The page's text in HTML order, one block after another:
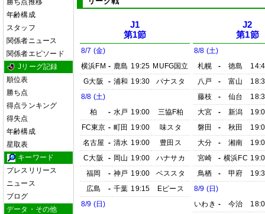
勝ち点推移
年齢構成
スタッフ
関係者ニュース
関係者エピソード
Jリーグ記録
順位表
勝ち点
得点ランキング
得失点
年齢構成
星取表
キーワード
プレスリリース
ニュース
ブログ
データ・その他
J1
第1節
8/7 (金)
横浜FM - 鹿島 19:25 MUFG国立
G大阪
- 浦和 19:30
パナスタ
8/8 (土)
柏
- 水戸 19:00
三協F柏
FC東京 - 町田 19:00
味スタ
名古屋 - 清水 19:00
豊田ス
C大阪
- 岡山 19:00
ハナサカ
福岡
- 神戸 19:00
ベススタ
広島
- 千葉 19:15
Eピース
8/9 (日)
J2
第1節
8/8 (土)
札幌
- 徳島
八戸
- 富山
藤枝
- 仙台
大宮
- 新潟
磐田
- 秋田
大分
- 湘南
宮崎
- 横浜FC
鳥栖
- 甲府
8/9 (日)
いわき - 今治